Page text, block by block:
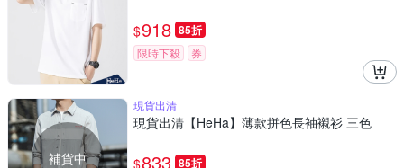
$918 85折
限時下殺 券
補貨中
現貨出清
現貨出清【HeHa】薄款拼色長袖襯衫 三色
$833 85折